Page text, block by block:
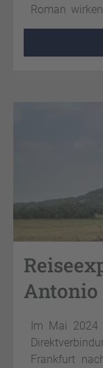
Roman
eine
eine
Antonio
Im Mai 2024
Frankfurt